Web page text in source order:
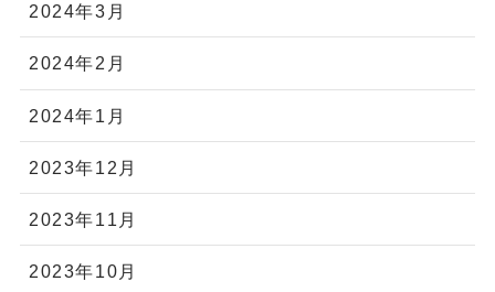
2024年3月
2024年2月
2024年1月
2023年12月
2023年11月
2023年10月